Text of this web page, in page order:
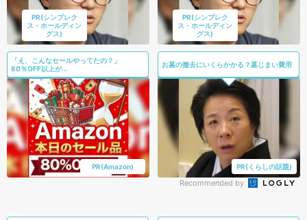
PR(シンプレク
ス・ホールディン
グス)
PR(シンプレク
ス・ホールディン
グス)
「え、こんなセールやってたの？」
80％OFF以上が...
PR(Amazon)
お墓の撤去にいくらかかる？墓じまい費用
PR(くらしの話題)
Recommended by